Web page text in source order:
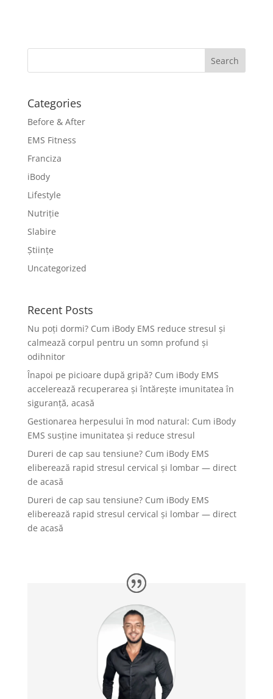
Categories
Before & After
EMS Fitness
Franciza
iBody
Lifestyle
Nutriție
Slabire
Științe
Uncategorized
Recent Posts
Nu poți dormi? Cum iBody EMS reduce stresul și
calmează corpul pentru un somn profund și
odihnitor
Înapoi pe picioare după gripă? Cum iBody EMS
accelerează recuperarea și întărește imunitatea în
siguranță, acasă
Gestionarea herpesului în mod natural: Cum iBody
EMS susține imunitatea și reduce stresul
Dureri de cap sau tensiune? Cum iBody EMS
eliberează rapid stresul cervical și lombar — direct
de acasă
Dureri de cap sau tensiune? Cum iBody EMS
eliberează rapid stresul cervical și lombar — direct
de acasă